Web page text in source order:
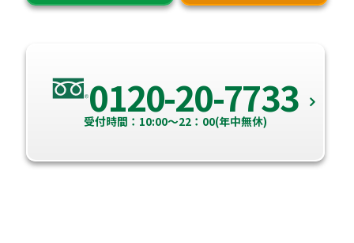
0120-20-7733
受付時間：10:00～22：00(年中無休)